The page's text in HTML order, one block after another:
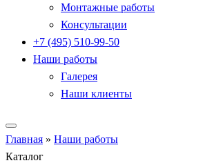
Монтажные работы
Консультации
+7 (495) 510-99-50
Наши работы
Галерея
Наши клиенты
Главная » Наши работы
Каталог